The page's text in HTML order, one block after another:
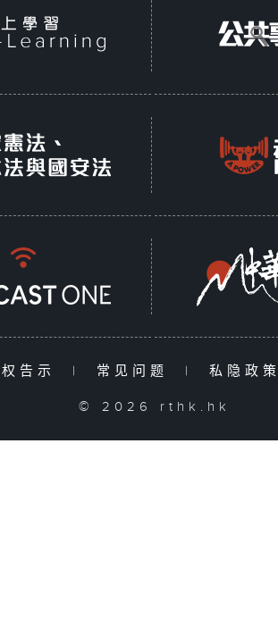
告示 | 常见问题 | 私隐政
© 2026 rthk.hk